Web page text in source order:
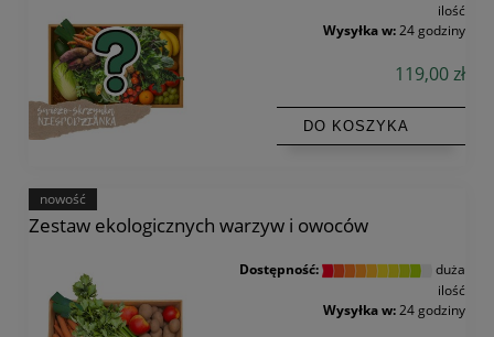
ilość
Wysyłka w: 24 godziny
119,00 zł
DO KOSZYKA
Zestaw ekologicznych warzyw i owoców
Dostępność:
duża
ilość
Wysyłka w: 24 godziny
nowość